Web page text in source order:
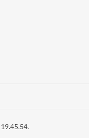
19.45.54.